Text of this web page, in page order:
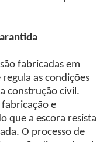
são fabricadas em
as condições
construção civil.
e
que a escora resista
O processo de